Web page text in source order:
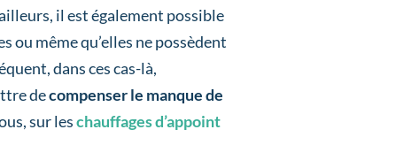
il est également possible
ou même qu’elles ne possèdent
dans ces cas-là,
decompenser le manque de
sur leschauffages d’appoint